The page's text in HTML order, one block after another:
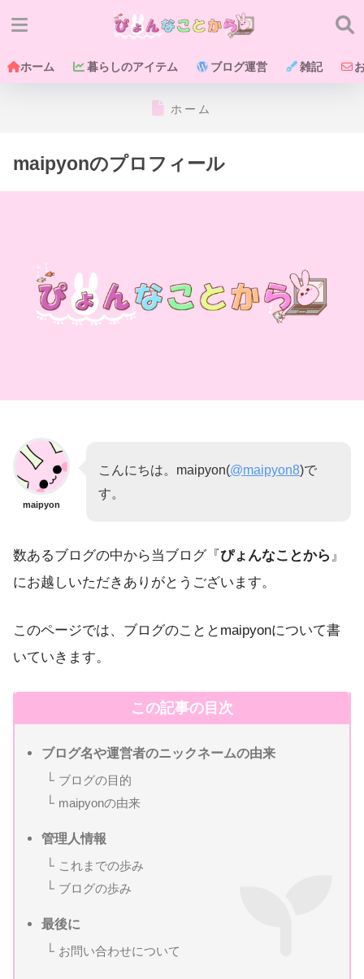
ホーム 暮らしのアイテム ブログ運営 雑記
ホーム
maipyonのプロフィール
maipyon
こんにちは。maipyon(@maipyon8)で
す。
数あるブログの中から当ブログ『ぴょんなことから 』
にお越しいただきありがとうございます。
このページでは、ブログのこととmaipyonについて書
いていきます。
この記事の目次
ブログ名や運営者のニックネームの由来
ブログの目的
maipyonの由来
管理人情報
これまでの歩み
ブログの歩み
最後に
お問い合わせについて